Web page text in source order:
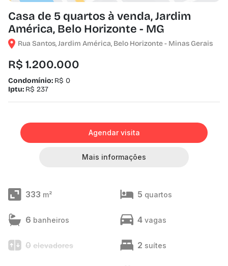
Casa de 5 quartos à venda, Jardim
América, Belo Horizonte - MG
Rua Santos, Jardim América, Belo Horizonte - Minas Gerais
R$ 1.200.000
Condomínio: R$ 0
Iptu: R$ 237
Agendar visita
Mais informações
333 m² 5 quartos
6 banheiros 4 vagas
0 elevadores 2 suítes